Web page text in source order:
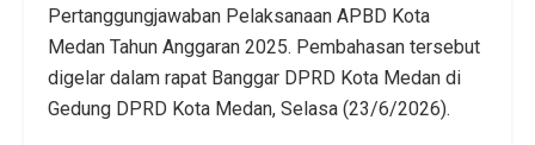
Pertanggungjawaban Pelaksanaan APBD Kota
Medan Tahun Anggaran 2025. Pembahasan tersebut
digelar dalam rapat Banggar DPRD Kota Medan di
Gedung DPRD Kota Medan, Selasa (23/6/2026).